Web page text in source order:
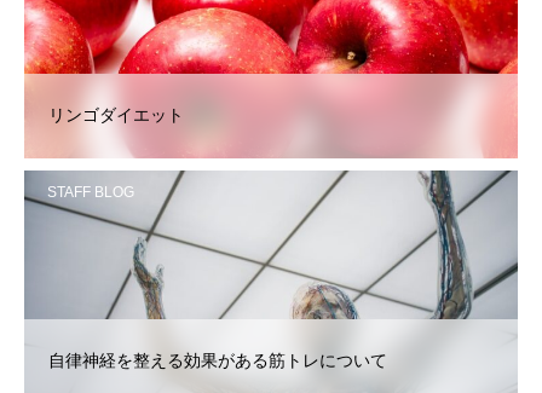
リンゴダイエット
STAFF BLOG
自律神経を整える効果がある筋トレについて